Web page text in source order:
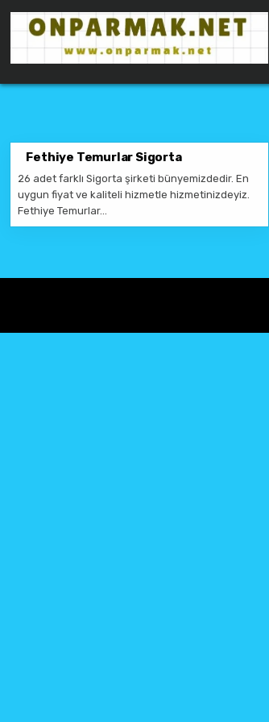
ONPARMAKNET SITELER
Fethiye Temurlar Sigorta
26 adet farklı Sigorta şirketi bünyemizdedir. En
uygun fiyat ve kaliteli hizmetle hizmetinizdeyiz.
Fethiye Temurlar…